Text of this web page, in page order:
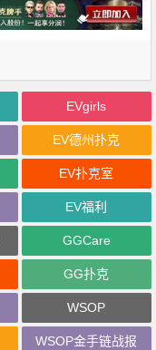
EVgirls
EV德州扑克
EV扑克室
EV福利
GGCare
GG扑克
WSOP
WSOP金手链战报